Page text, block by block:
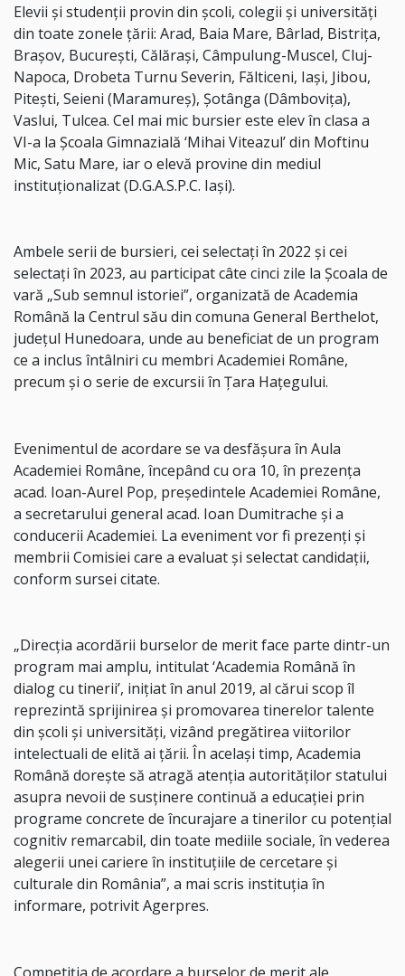
Elevii şi studenţii provin din şcoli, colegii şi universităţi
din toate zonele ţării: Arad, Baia Mare, Bârlad, Bistriţa,
Braşov, Bucureşti, Călăraşi, Câmpulung-Muscel, Cluj-
Napoca, Drobeta Turnu Severin, Fălticeni, Iaşi, Jibou,
Piteşti, Seieni (Maramureş), Şotânga (Dâmboviţa),
Vaslui, Tulcea. Cel mai mic bursier este elev în clasa a
VI-a la Şcoala Gimnazială ‘Mihai Viteazul’ din Moftinu
Mic, Satu Mare, iar o elevă provine din mediul
instituţionalizat (D.G.A.S.P.C. Iaşi).
Ambele serii de bursieri, cei selectaţi în 2022 şi cei
selectaţi în 2023, au participat câte cinci zile la Şcoala de
vară „Sub semnul istoriei”, organizată de Academia
Română la Centrul său din comuna General Berthelot,
judeţul Hunedoara, unde au beneficiat de un program
ce a inclus întâlniri cu membri Academiei Române,
precum şi o serie de excursii în Ţara Haţegului.
Evenimentul de acordare se va desfăşura în Aula
Academiei Române, începând cu ora 10, în prezenţa
acad. Ioan-Aurel Pop, preşedintele Academiei Române,
a secretarului general acad. Ioan Dumitrache şi a
conducerii Academiei. La eveniment vor fi prezenţi şi
membrii Comisiei care a evaluat şi selectat candidaţii,
conform sursei citate.
„Direcţia acordării burselor de merit face parte dintr-un
program mai amplu, intitulat ‘Academia Română în
dialog cu tinerii’, iniţiat în anul 2019, al cărui scop îl
reprezintă sprijinirea şi promovarea tinerelor talente
din şcoli şi universităţi, vizând pregătirea viitorilor
intelectuali de elită ai ţării. În acelaşi timp, Academia
Română doreşte să atragă atenţia autorităţilor statului
asupra nevoii de susţinere continuă a educaţiei prin
programe concrete de încurajare a tinerilor cu potenţial
cognitiv remarcabil, din toate mediile sociale, în vederea
alegerii unei cariere în instituţiile de cercetare şi
culturale din România”, a mai scris instituția în
informare, potrivit Agerpres.